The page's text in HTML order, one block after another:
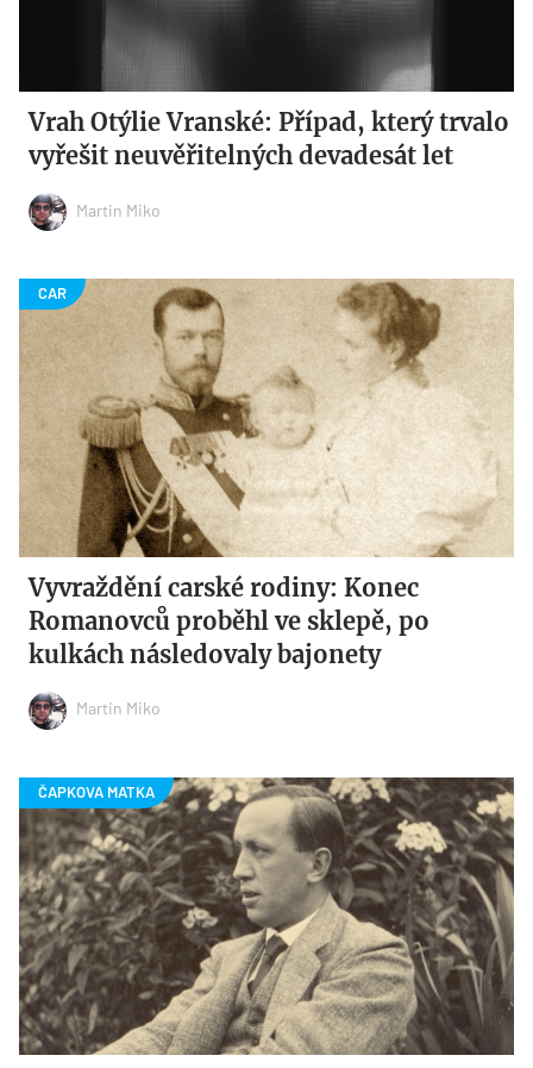
Vrah Otýlie Vranské: Případ, který trvalo
vyřešit neuvěřitelných devadesát let
Martin Miko
Vyvraždění carské rodiny: Konec
Romanovců proběhl ve sklepě, po
kulkách následovaly bajonety
Martin Miko